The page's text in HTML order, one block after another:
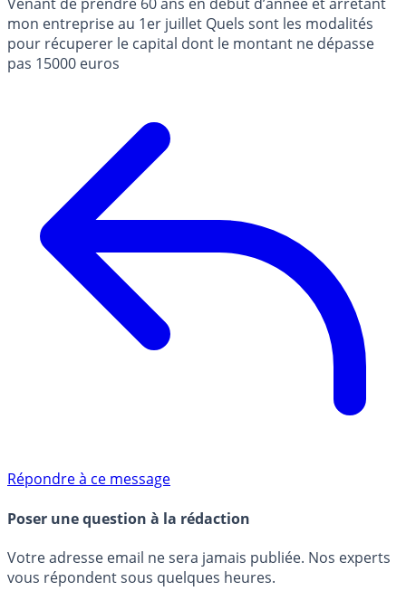
mon entreprise au 1er juillet Quels sont les modalités
pour récuperer le capital dont le montant ne dépasse
pas 15000 euros
Répondre à ce message
Poser une question à la rédaction
Votre adresse email ne sera jamais publiée. Nos experts
vous répondent sous quelques heures.